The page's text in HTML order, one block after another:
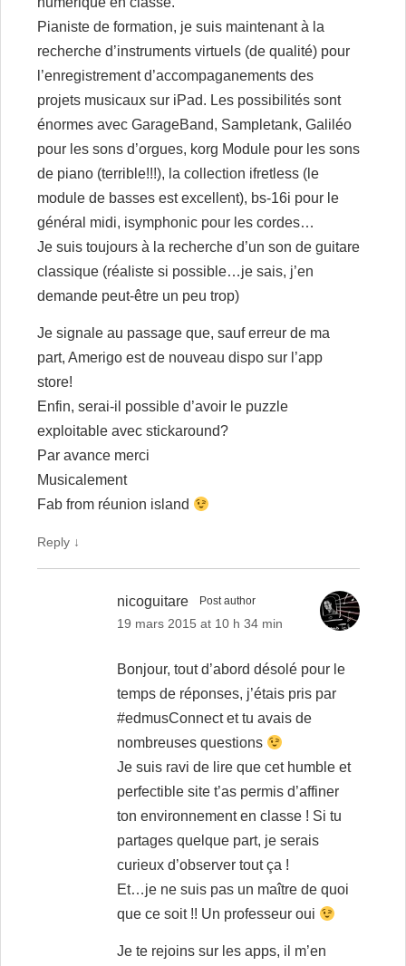
Pianiste de formation, je suis maintenant à la
recherche d’instruments virtuels (de qualité) pour
l’enregistrement d’accompaganements des
projets musicaux sur iPad. Les possibilités sont
énormes avec GarageBand, Sampletank, Galiléo
pour les sons d’orgues, korg Module pour les sons
de piano (terrible!!!), la collection ifretless (le
module de basses est excellent), bs-16i pour le
général midi, isymphonic pour les cordes…
Je suis toujours à la recherche d’un son de guitare
classique (réaliste si possible…je sais, j’en
demande peut-être un peu trop)
Je signale au passage que, sauf erreur de ma
part, Amerigo est de nouveau dispo sur l’app
store!
Enfin, serai-il possible d’avoir le puzzle
exploitable avec stickaround?
Par avance merci
Musicalement
Fab from réunion island
Reply ↓
nicoguitare Post author
19 mars 2015 at 10 h 34 min
Bonjour, tout d’abord désolé pour le
temps de réponses, j’étais pris par
#edmusConnect et tu avais de
nombreuses questions
Je suis ravi de lire que cet humble et
perfectible site t’as permis d’affiner
ton environnement en classe ! Si tu
partages quelque part, je serais
curieux d’observer tout ça !
Et…je ne suis pas un maître de quoi
que ce soit !! Un professeur oui
Je te rejoins sur les apps, il m’en